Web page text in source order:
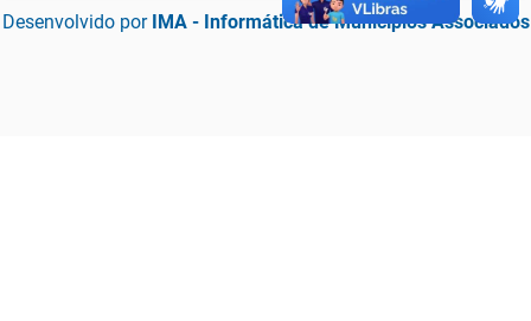
Desenvolvido por IMA - Informática de Municípios Associados